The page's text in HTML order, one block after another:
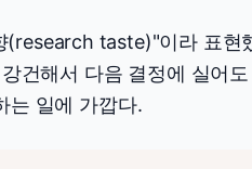
taste)"이라 표현
건해서 다음 결정에 실어
는 일에 가깝다.